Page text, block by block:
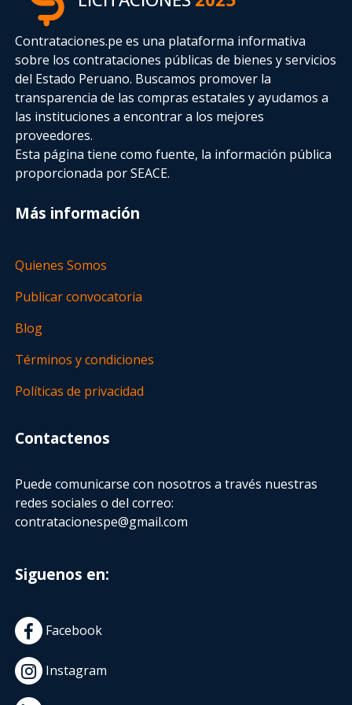
Contrataciones.pe es una plataforma informativa
sobre los contrataciones públicas de bienes y servicios
del Estado Peruano. Buscamos promover la
transparencia de las compras estatalesy ayudamos a
las instituciones a encontrar a los mejores
proveedores.
Esta página tiene como fuente, la información pública
proporcionada por SEACE.
Más información
Quienes Somos
Publicar convocatoria
Blog
Términos y condiciones
Políticas de privacidad
Contactenos
Puede comunicarse con nosotros a través nuestras
redes sociales o del correo:
contratacionespe@gmail.com
Siguenos en:
Facebook
Instagram